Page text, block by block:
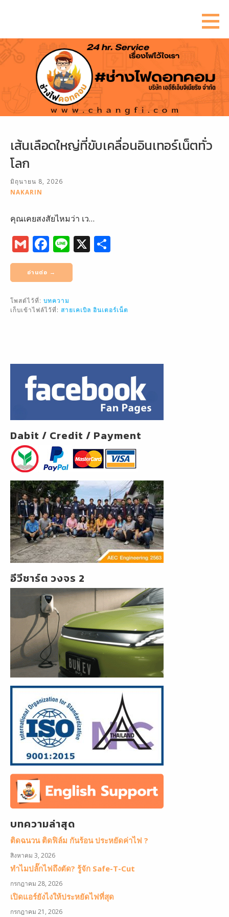
ยัง
เนื้อหา
เส้นเลือดใหญ่ที่ขับเคลื่อนอินเทอร์เน็ตทั่ว
โลก
มิถุนายน 8, 2026
NAKARIN
คุณเคยสงสัยไหมว่า เว…
G
m
ai
l
F
a
c
e
b
k
Li
n
e
X
อ่านต่อ →
โพสต์ไว้ที่: บทความ
เก็บเข้าไฟล์ไว้ที่: สายเคเบิล อินเตอร์เน็ต
Dabit / Credit / Payment
อีวีชาร์ต วงจร 2
บทความล่าสุด
ติดฉนวน ติดฟิล์ม กันร้อน ประหยัดค่าไฟ ?
สิงหาคม 3, 2026
ทำไมปลั๊กไฟถึงตัด? รู้จัก Safe-T-Cut
กรกฎาคม 28, 2026
เปิดแอร์ยังไงให้ประหยัดไฟที่สุด
กรกฎาคม 21, 2026